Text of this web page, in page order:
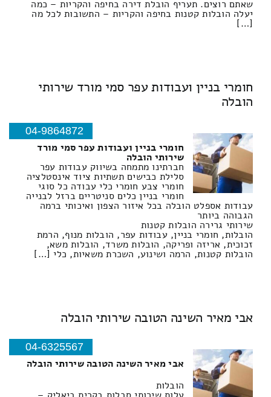
שאתם רוצים. תעריף הובלת דירה בחיפה והקריות – כמה
יעלה הובלות קטנות בחיפה והקריות – התשובות לכל מה
[…]
חומרי בניין ועבודות עפר סמי מורד שירותי
הובלה
04-9864872
חומרי בניין ועבודות עפר סמי מורד
שירותי הובלה
חברתינו מתמחה בשיווק עבודות עפר
סלילת כבישים תשתיות ציוד אינסטלציה
חומרי צבע חומרי כלי עבודה כל סוגי
חומרי בניין כלים סניטריים ברזל לבנייה
עבודות אספלט הובלה בכל איזור הצפון ואיכותי ברמה
הגבוהה ביותר
שירותי גרירה הובלות קטנות
הובלות, חומרי בניין, עבודות עפר, הובלות מנוף, הרמת
זכוכית, אריזה ופריקה, הובלות משרד, הובלות משא,
הובלות קטנות, הרמה ושינוע, השכרת משאיות, כלי […]
אבי מאיר השינה הטובה שירותי הובלה
04-6325567
אבי מאיר השינה הטובה שירותי הובלה
הובלות